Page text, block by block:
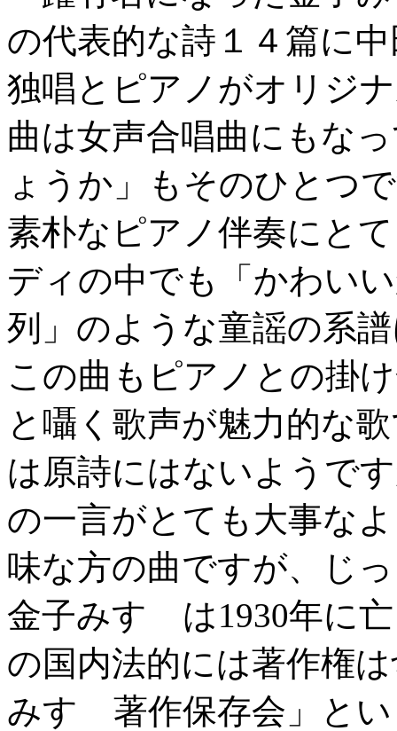
の代表的な詩１４篇に
独唱とピアノがオリジ
曲は女声合唱曲にもな
ょうか」もそのひとつ
素朴なピアノ伴奏にと
ディの中でも「かわい
列」のような童謡の系
この曲もピアノとの掛
と囁く歌声が魅力的な
は原詩にはないようで
の一言がとても大事な
味な方の曲ですが、じ
金子みすゞは1930年に
の国内法的には著作権
みすゞ著作保存会」と